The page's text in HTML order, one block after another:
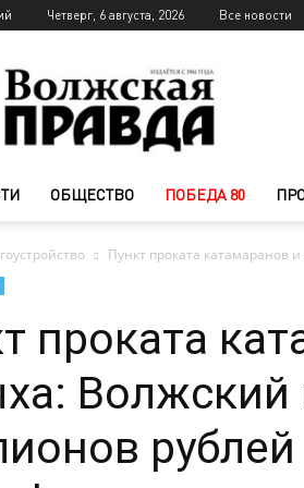
Четверг, 6 августа, 2026 Все новости
Волжского
—
Волжская
ОБЩЕСТВО ПОБЕДА 80
Пункт проката катамаранов
проката
Волжский
рублей